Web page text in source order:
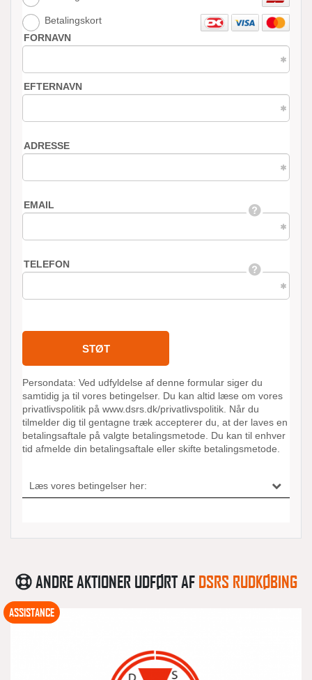
ANDRE AKTIONER UDFØRT AF DSRS RUDKØBING
ASSISTANCE